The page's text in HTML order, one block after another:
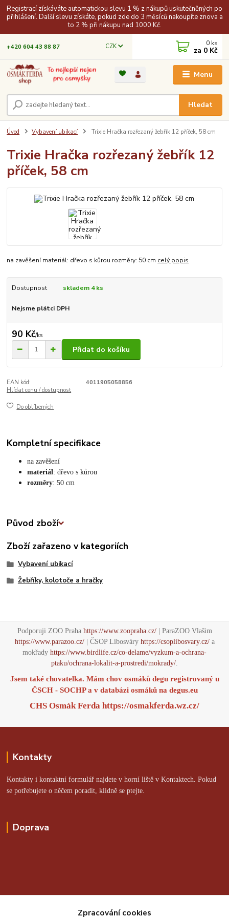
Registrací získáváte automatickou slevu 1 % z nákupů uskutečněných po
přihlášení. Další slevu získáte, pokud zde do 3 měsíců nakoupíte znova a
to 2 % při nákupu nad 1000 Kč.
Menu
CZK
Hledat
+420 604 43 88 87 0 ks
za 0 Kč
Úvod Vybavení ubikací Trixie Hračka rozřezaný žebřík 12 příček, 58 cm
Trixie Hračka rozřezaný žebřík 12
příček, 58 cm
na zavěšení materiál: dřevo s kůrou rozměry: 50 cm celý popis
Dostupnost skladem 4 ks
Nejsme plátci DPH
90 Kč/ks
Přidat do košíku
EAN kód:
4011905058856
Hlídat cenu / dostupnost
Do oblíbených
Kompletní specifikace
na zavěšení
materiál: dřevo s kůrou
rozměry: 50 cm
Původ zboží
Zboží zařazeno v kategoriích
Vybavení ubikací
Žebříky, kolotoče a hračky
Podporuji ZOO Praha https://www.zoopraha.cz/| ParaZOO Vlašim
https://www.parazoo.cz/| ČSOP Libosváry https://csoplibosvary.cz/a
mokřady https://www.birdlife.cz/co-delame/vyzkum-a-ochrana-
ptaku/ochrana-lokalit-a-prostredi/mokrady/.
Jsem také chovatelka. Mám chov osmáků degu registrovaný u
ČSCH - SOCHP a v databázi osmáků na degus.eu
CHS Osmák Ferda https://osmakferda.wz.cz/
Kontakty
Kontakty i kontaktní formulář najdete v horní liště v Kontaktech. Pokud
se potřebujete o něčem poradit, klidně se ptejte.
Doprava
Zpracování cookies